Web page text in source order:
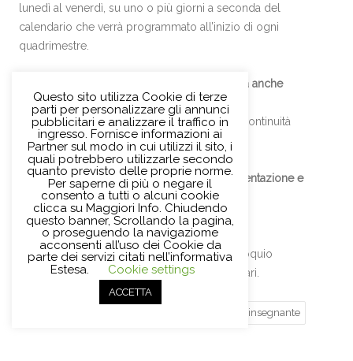
lunedì al venerdì, su uno o più giorni a seconda del
calendario che verrà programmato all’inizio di ogni
quadrimestre.
esperienza anche
basilarenella didattica edisponibilità a una
collaborazione continuativaper garantire la continuità
didattica.
Gli interessati possono inviarelettera di presentazione e
curriculum vitaeall’indirizzo:
segreteria@bibliotecacircolante.it
Gli interessati verranno contattati per un colloquio
conoscitivo e per ulteriori dettagli se necessari.
insegnante
Questo sito utilizza Cookie di terze
parti per personalizzare gli annunci
pubblicitari e analizzare il traffico in
ingresso. Fornisce informazioni ai
Partner sul modo in cui utilizzi il sito, i
quali potrebbero utilizzarle secondo
quanto previsto delle proprie norme.
Per saperne di più o negare il
consento a tutti o alcuni cookie
clicca su Maggiori Info. Chiudendo
questo banner, Scrollando la pagina,
o proseguendo la navigaziome
acconsenti all’uso dei Cookie da
parte dei servizi citati nell’informativa
Estesa.
Cookie settings
ACCETTA